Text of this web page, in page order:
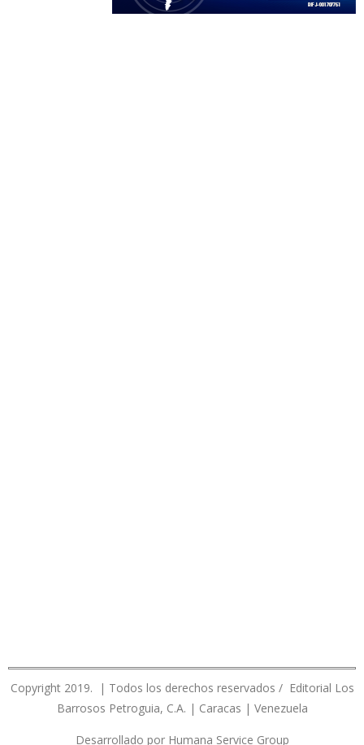
Copyright 2019. | Todos los derechos reservados / Editorial Los
Barrosos Petroguia, C.A. | Caracas | Venezuela
Desarrollado por Humana Service Group